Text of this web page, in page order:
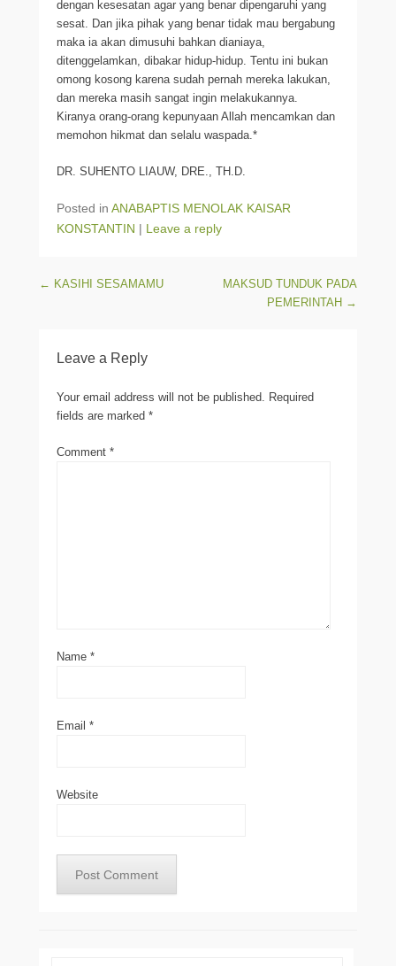
dengan kesesatan agar yang benar dipengaruhi yang
sesat. Dan jika pihak yang benar tidak mau bergabung
maka ia akan dimusuhi bahkan dianiaya,
ditenggelamkan, dibakar hidup-hidup. Tentu ini bukan
omong kosong karena sudah pernah mereka lakukan,
dan mereka masih sangat ingin melakukannya.
Kiranya orang-orang kepunyaan Allah mencamkan dan
memohon hikmat dan selalu waspada.*
DR. SUHENTO LIAUW, DRE., TH.D.
Posted in ANABAPTIS MENOLAK KAISAR
KONSTANTIN | Leave a reply
Post navigation
← KASIHI SESAMAMU
MAKSUD TUNDUK PADA
PEMERINTAH →
Leave a Reply
Your email address will not be published. Required
fields are marked *
Comment *
Name *
Email *
Website